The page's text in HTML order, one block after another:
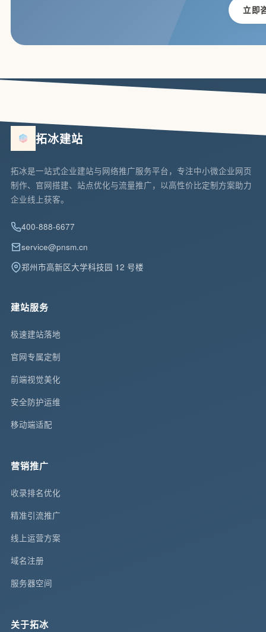
立即
拓冰建站
拓冰是一站式企业建站与网络推广服务平台，专注中小微企业网页
制作、官网搭建、站点优化与流量推广，以高性价比定制方案助力
企业线上获客。
400-888-6677
service@pnsm.cn
郑州市高新区大学科技园 12 号楼
建站服务
极速建站落地
官网专属定制
前端视觉美化
安全防护运维
移动端适配
营销推广
收录排名优化
精准引流推广
线上运营方案
域名注册
服务器空间
关于拓冰